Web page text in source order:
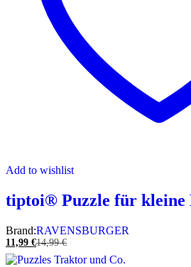
Add to wishlist
tiptoi® Puzzle für kleine
Brand:RAVENSBURGER
11,99 €14,99€